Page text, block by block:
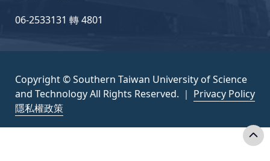
06-2533131 轉 4801
Copyright © Southern Taiwan University of Science
and Technology All Rights Reserved. ｜ Privacy Policy
隱私權政策